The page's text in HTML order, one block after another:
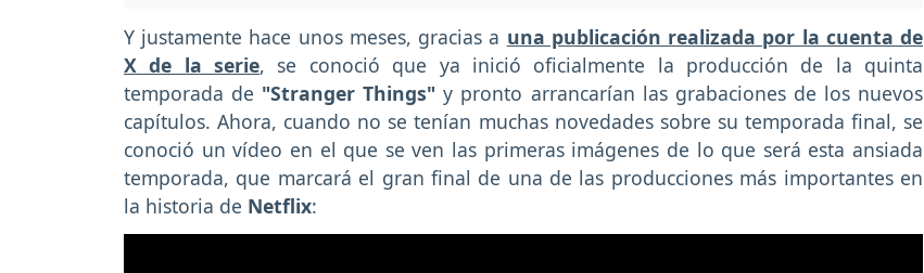
Y justamente hace unos meses, gracias a una publicación realizada por la cuenta de
X de la serie, se conoció que ya inició oficialmente la producción de la quinta
temporada de "Stranger Things" y pronto arrancarían las grabaciones de los nuevos
capítulos. Ahora, cuando no se tenían muchas novedades sobre su temporada final, se
conoció un vídeo en el que se ven las primeras imágenes de lo que será esta ansiada
temporada, que marcará el gran final de una de las producciones más importantes en
la historia de Netflix: